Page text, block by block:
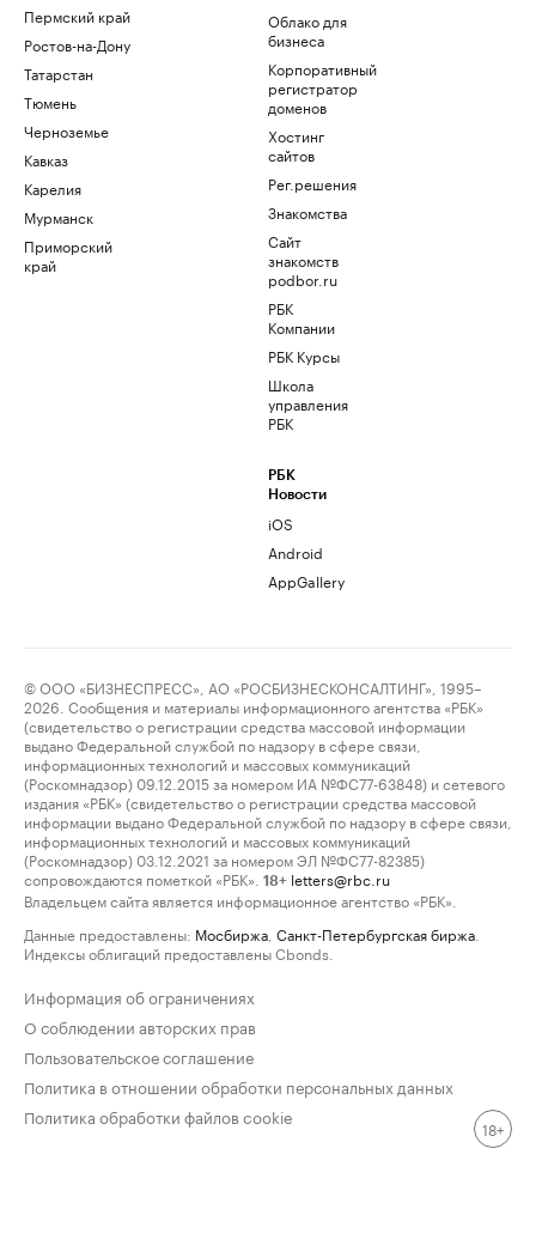
Пермский край
Ростов-на-Дону
Татарстан
Тюмень
Черноземье
Кавказ
Карелия
Мурманск
Приморский
край
Облако для
бизнеса
Корпоративный
регистратор
доменов
Хостинг
сайтов
Рег.решения
Знакомства
Сайт
знакомств
podbor.ru
РБК
Компании
РБК Курсы
Школа
управления
РБК
РБК
Новости
iOS
Android
AppGallery
© ООО «БИЗНЕСПРЕСС», АО «РОСБИЗНЕСКОНСАЛТИНГ», 1995–
2026. Сообщения и материалы информационного агентства «РБК»
(свидетельство о регистрации средства массовой информации
выдано Федеральной службой по надзору в сфере связи,
информационных технологий и массовых коммуникаций
(Роскомнадзор) 09.12.2015 за номером ИА №ФС77-63848) и сетевого
издания «РБК» (свидетельство о регистрации средства массовой
информации выдано Федеральной службой по надзору в сфере связи,
информационных технологий и массовых коммуникаций
(Роскомнадзор) 03.12.2021 за номером ЭЛ №ФС77-82385)
сопровождаются пометкой «РБК».
18+ letters@rbc.ru
Владельцем сайта является информационное агентство «РБК».
Данные предоставлены: Мосбиржа Санкт-Петербургская биржа
Индексы облигаций предоставлены Cbonds.
Информация об ограничениях
О соблюдении авторских прав
Пользовательское соглашение
Политика в отношении обработки персональных данных
Политика обработки файлов cookie
18+